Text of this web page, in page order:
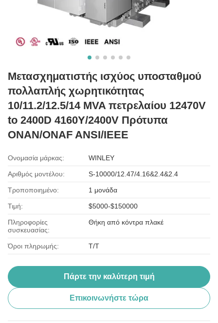
Μετασχηματιστής ισχύος υποσταθμού
πολλαπλής χωρητικότητας
10/11.2/12.5/14 MVA πετρελαίου 12470V
to 2400D 4160Y/2400V Πρότυπα
ONAN/ONAF ANSI/IEEE
Ονομασία μάρκας: WINLEY
Αριθμός μοντέλου: S-10000/12.47/4.16&2.4&2.4
Τροποποιημένο: 1 μονάδα
Τιμή: $5000-$150000
Πληροφορίες
συσκευασίας:
Θήκη από κόντρα πλακέ
Όροι πληρωμής: T/T
Πάρτε την καλύτερη τιμή
Επικοινωνήστε τώρα